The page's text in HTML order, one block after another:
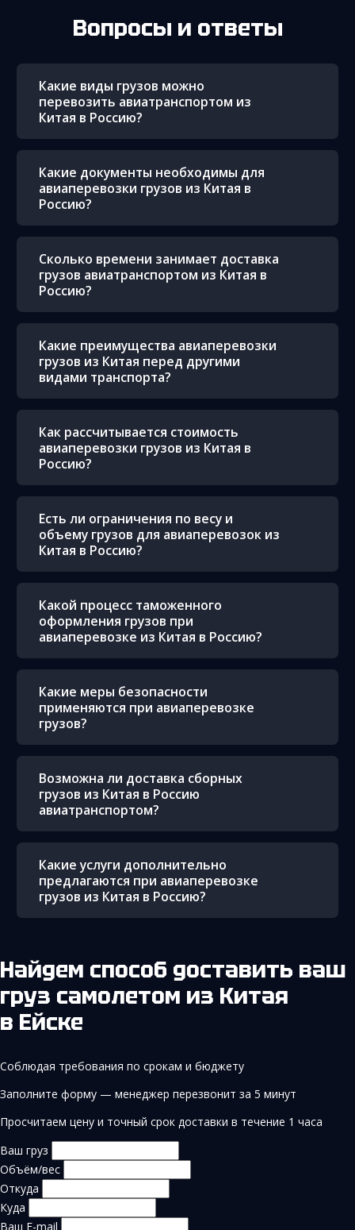
Вопросы и ответы
Какие виды грузов можно
перевозить авиатранспортом из
Китая в Россию?
Какие документы необходимы для
авиаперевозки грузов из Китая в
Россию?
Сколько времени занимает доставка
грузов авиатранспортом из Китая в
Россию?
Какие преимущества авиаперевозки
грузов из Китая перед другими
видами транспорта?
Как рассчитывается стоимость
авиаперевозки грузов из Китая в
Россию?
Есть ли ограничения по весу и
объему грузов для авиаперевозок из
Китая в Россию?
Какой процесс таможенного
оформления грузов при
авиаперевозке из Китая в Россию?
Какие меры безопасности
применяются при авиаперевозке
грузов?
Возможна ли доставка сборных
грузов из Китая в Россию
авиатранспортом?
Какие услуги дополнительно
предлагаются при авиаперевозке
грузов из Китая в Россию?
Найдем способ доставить ваш
груз самолетом из Китая
в Ейске
Соблюдая требования по срокам и бюджету
Заполните форму — менеджер перезвонит за 5 минут
Просчитаем цену и точный срок доставки в течение 1 часа
Ваш груз
Объём/вес
Откуда
Куда
Ваш E-mail